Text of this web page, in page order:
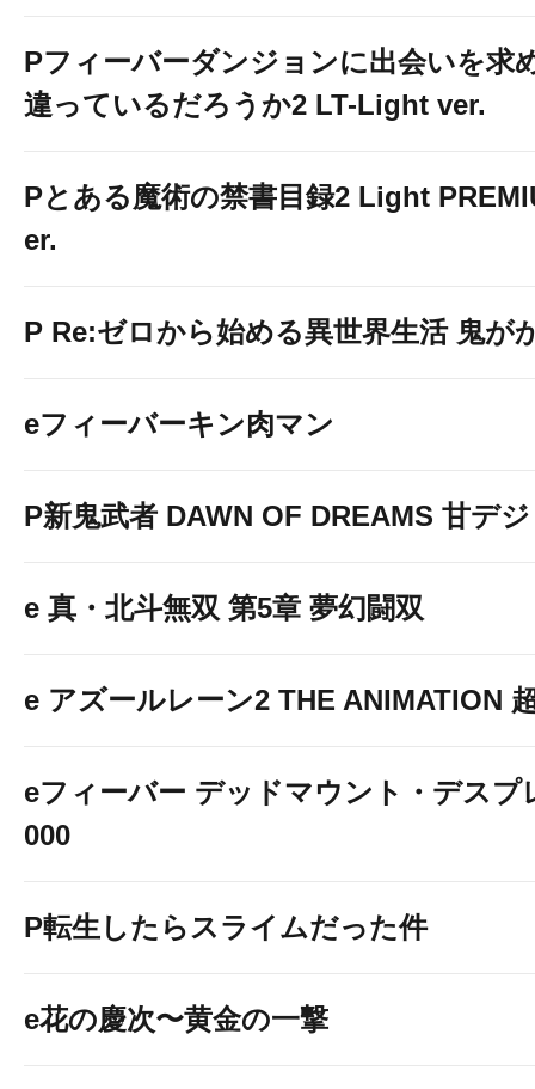
Pフィーバーダンジョンに出会いを求
違っているだろうか2 LT-Light ver.
Pとある魔術の禁書目録2 Light
er.
P Re:ゼロから始める異世界生活 鬼が
eフィーバーキン肉マン
P新鬼武者 DAWN OF DREAMS 甘デジ
e 真・北斗無双 第5章 夢幻闘双
e アズールレーン2 THE ANIMATION
eフィーバー デッドマウント・デスプ
000
P転生したらスライムだった件
e花の慶次〜黄金の一撃